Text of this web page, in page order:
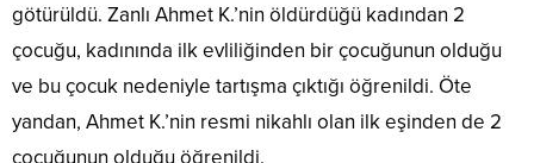
götürüldü. Zanlı Ahmet K.’nin öldürdüğü kadından 2
çocuğu, kadınında ilk evliliğinden bir çocuğunun olduğu
ve bu çocuk nedeniyle tartışma çıktığı öğrenildi. Öte
yandan, Ahmet K.’nin resmi nikahlı olan ilk eşinden de 2
çocuğunun olduğu öğrenildi.